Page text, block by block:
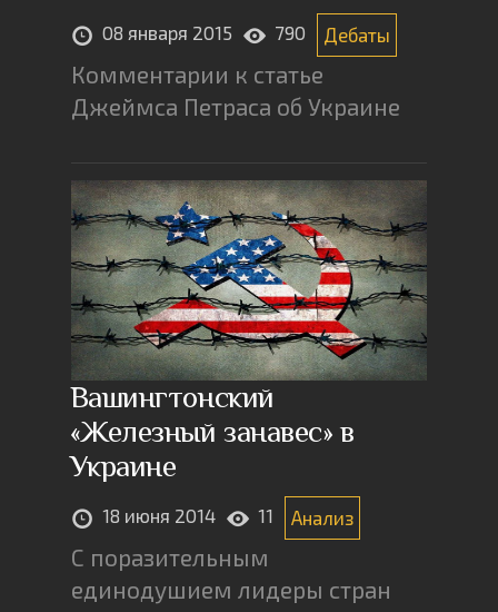
08 января 2015 790 Дебаты
Комментарии к статье
Джеймса Петраса об Украине
Вашингтонский
«Железный занавес» в
Украине
18 июня 2014 11 Анализ
С поразительным
единодушием лидеры стран